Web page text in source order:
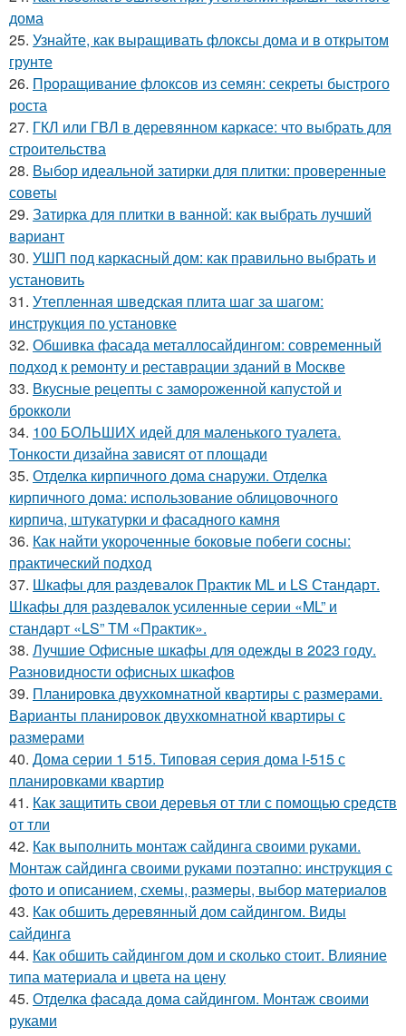
дома
25. Узнайте, как выращивать флоксы дома и в открытом
грунте
26. Проращивание флоксов из семян: секреты быстрого
роста
27. ГКЛ или ГВЛ в деревянном каркасе: что выбрать для
строительства
28. Выбор идеальной затирки для плитки: проверенные
советы
29. Затирка для плитки в ванной: как выбрать лучший
вариант
30. УШП под каркасный дом: как правильно выбрать и
установить
31. Утепленная шведская плита шаг за шагом:
инструкция по установке
32. Обшивка фасада металлосайдингом: современный
подход к ремонту и реставрации зданий в Москве
33. Вкусные рецепты с замороженной капустой и
брокколи
34. 100 БОЛЬШИХ идей для маленького туалета.
Тонкости дизайна зависят от площади
35. Отделка кирпичного дома снаружи. Отделка
кирпичного дома: использование облицовочного
кирпича, штукатурки и фасадного камня
36. Как найти укороченные боковые побеги сосны:
практический подход
37. Шкафы для раздевалок Практик ML и LS Стандарт.
Шкафы для раздевалок усиленные серии «ML” и
стандарт «LS” ТМ «Практик».
38. Лучшие Офисные шкафы для одежды в 2023 году.
Разновидности офисных шкафов
39. Планировка двухкомнатной квартиры с размерами.
Варианты планировок двухкомнатной квартиры с
размерами
40. Дома серии 1 515. Типовая серия дома I-515 с
планировками квартир
41. Как защитить свои деревья от тли с помощью средств
от тли
42. Как выполнить монтаж сайдинга своими руками.
Монтаж сайдинга своими руками поэтапно: инструкция с
фото и описанием, схемы, размеры, выбор материалов
43. Как обшить деревянный дом сайдингом. Виды
сайдинга
44. Как обшить сайдингом дом и сколько стоит. Влияние
типа материала и цвета на цену
45. Отделка фасада дома сайдингом. Монтаж своими
руками